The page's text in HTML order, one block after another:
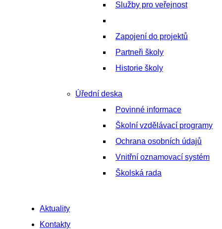
Služby pro veřejnost
Zapojení do projektů
Partneři školy
Historie školy
Úřední deska
Povinné informace
Školní vzdělávací programy
Ochrana osobních údajů
Vnitřní oznamovací systém
Školská rada
Aktuality
Kontakty